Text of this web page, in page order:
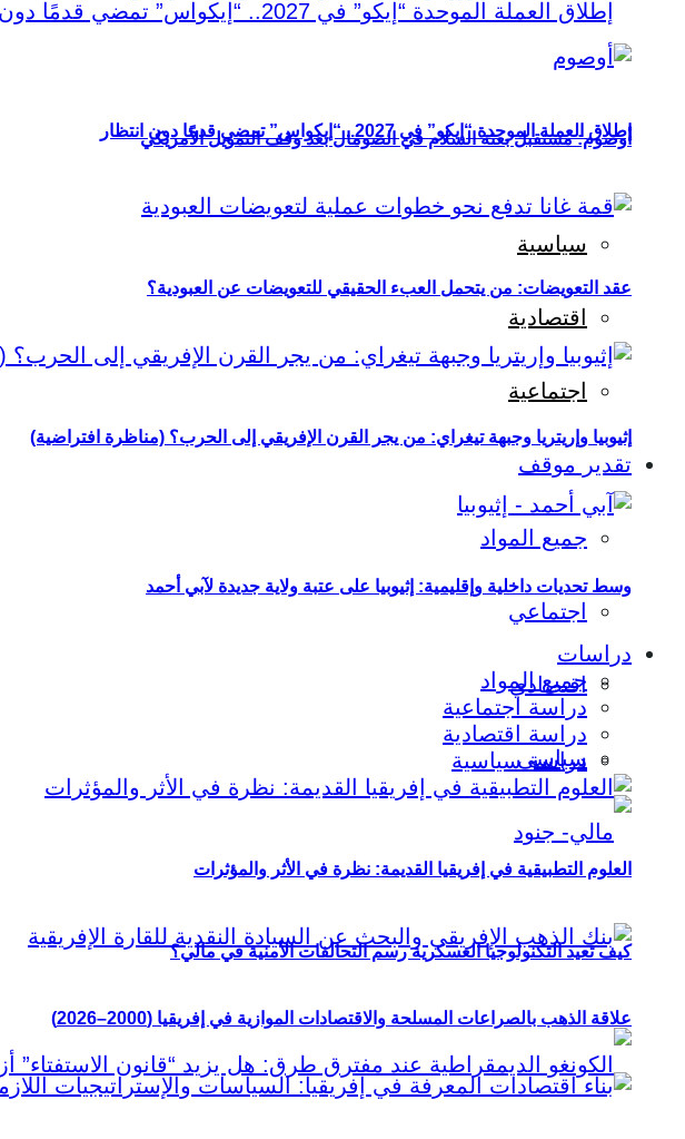
إطلاق العملة الموحدة “إيكو” في 2027.. “إيكواس” تمضي قدمًا دون انتظار
سياسية
اقتصادية
اجتماعية
تقدير موقف
جميع المواد
اجتماعي
اقتصادي
سياسي
كيف تعيد التكنولوجيا العسكرية رسم التحالفات الأمنية في مالي؟
أوصوم: مستقبل بعثة السلام في الصومال بعد وقف التمويل الأمريكي
عقد التعويضات: من يتحمل العبء الحقيقي للتعويضات عن العبودية؟
إثيوبيا وإريتريا وجبهة تيغراي: من يجر القرن الإفريقي إلى الحرب؟ (مناظرة افتراضية)
وسط تحديات داخلية وإقليمية: إثيوبيا على عتبة ولاية جديدة لآبي أحمد
دراسات
جميع المواد
دراسة اجتماعية
دراسة اقتصادية
دراسة سياسية
العلوم التطبيقية في إفريقيا القديمة: نظرة في الأثر والمؤثرات
علاقة الذهب بالصراعات المسلحة والاقتصادات الموازية في إفريقيا (2000–2026)